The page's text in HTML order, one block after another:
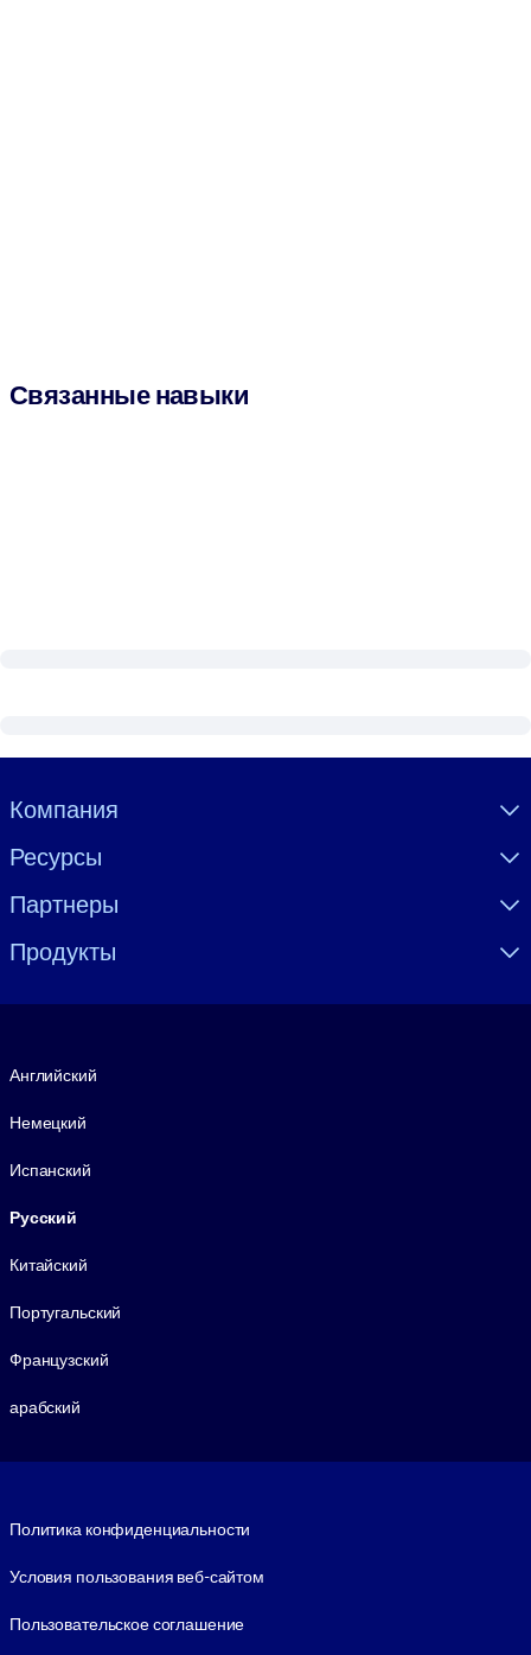
Связанные навыки
Visually hidden Text
Компания
Ресурсы
Партнеры
Продукты
Английский
Немецкий
Испанский
Русский
Китайский
Португальский
Французский
арабский
Политика конфиденциальности
Условия пользования веб-сайтом
Пользовательское соглашение